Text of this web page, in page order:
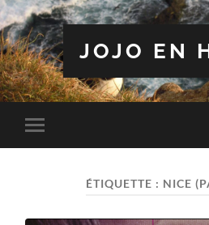
JOJO EN
Toggle
mobile
ÉTIQUETTE : NICE